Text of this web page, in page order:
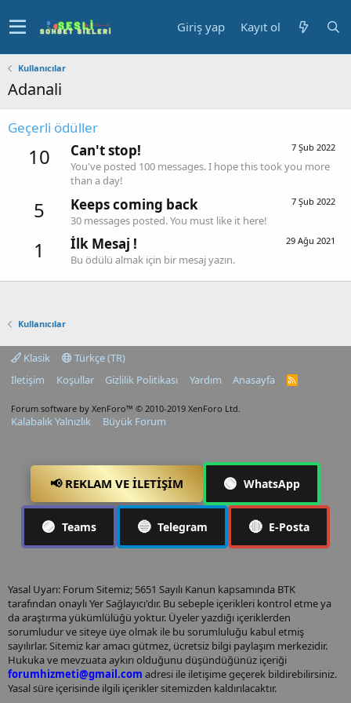
Giriş yap Kayıt ol
Kullanıcılar
Adanali
Geçerli ödüller
10 7 Şub 2022
Can't stop!
You've posted 100 messages. I hope this took you more
than a day!
5 7 Şub 2022
Keeps coming back
30 messages posted. You must like it here!
1 29 Ağu 2021
İlk Mesaj !
Bu ödülü almak için bir mesaj yazın.
Kullanıcılar
Klasik
Türkçe (TR)
İletişim
Koşullar Gizlilik Politikası Yardım Anasayfa
R
Forum software by XenForo™ © 2010-2019 XenForo Ltd.
Kalabalık Yalnızlık Büyük Forum
📢 REKLAM VE İLETIŞIM 🟢 WhatsApp
🟣 Teams 🔵 Telegram 🔴 E-Posta
Yasal Uyarı: Forum Sitemiz; 5651 Sayılı Kanun kapsamında BTK
tarafından onaylı Yer Sağlayıcı'dır. Bu sebeple içerikleri kontrol etme ya
da araştırma yükümlülüğü yoktur. Üyeler yazdığı içeriklerden
sorumludur ve siteye üye olmak ile bu sorumluluğu kabul etmiş
sayılırlar. Sitemiz kar amacı gütmez, ücretsiz bilgi paylaşım merkezidir.
Hukuka ve mevzuata aykırı olduğunu düşündüğünüz içeriği
forumhizmeti@gmail.com adresi ile iletişime geçerek bildirebilirsiniz.
Yasal süre içerisinde ilgili içerikler sitemizden kaldırılacaktır.